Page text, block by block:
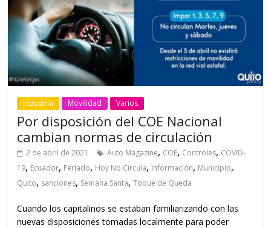
Industria Movilidad Varios
Por disposición del COE Nacional
cambian normas de circulación
2 de abril de 2021 Auto Magazine, COE, Controles, COVID-
19, Ecuador, Feriado, Hoy No Circula, Información, Municipio,
Quito, sanciones, Semana Santa,Toque de Queda
Cuando los capitalinos se estaban familiarizando con las
nuevas disposiciones tomadas localmente para poder